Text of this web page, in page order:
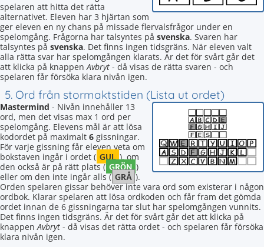
spelaren att hitta det rätta
alternativet. Eleven har 3 hjärtan som
ger eleven en ny chans på missade flervalsfrågor under en
spelomgång. Frågorna har talsyntes på svenska. Svaren har
talsyntes på svenska. Det finns ingen tidsgräns. När eleven valt
alla rätta svar har spelomgången klarats. Är det för svårt går det
att klicka på knappenAvbryt - då visas de rätta svaren - och
spelaren får försöka klara nivån igen.
5. Ord från stormaktstiden (Lista ut ordet)
Mastermind - Nivån innehåller 13
ord, men det visas max 1 ord per
spelomgång. Elevens mål är att lösa
kodordet på maximalt 6 gissningar.
För varje gissning får eleven veta om
bokstaven ingår i ordet ( GUL ), om
den också är på rätt plats ( GRÖN )
eller om den inte ingår alls ( GRÅ ).
Orden spelaren gissar behöver inte vara ord som existerar i någon
ordbok. Klarar spelaren att lösa ordkoden och får fram det gömda
ordet innan de 6 gissningarna tar slut har spelomgången vunnits.
Det finns ingen tidsgräns. Är det för svårt går det att klicka på
knappenAvbryt - då visas det rätta ordet - och spelaren får försöka
klara nivån igen.